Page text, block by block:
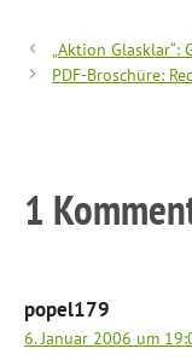
„Aktion
PDF-Broschüre:
1
popel179
6. Januar 2006 um